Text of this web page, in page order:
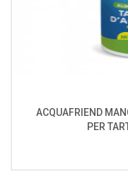
ACQUAFRIEND
PER